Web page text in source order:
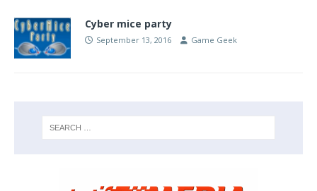
Cyber mice party
September 13, 2016 Game Geek